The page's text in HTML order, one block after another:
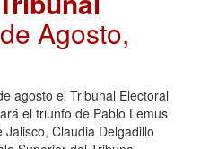
Agosto,
agosto el Tribunal Electoral
el triunfo de Pablo Lemus
Claudia Delgadillo